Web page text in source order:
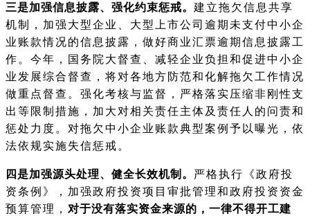
三是加强信息披露、强化约束惩戒。 建立拖欠信息共享
机制，加强大型企业、大型上市公司逾期未支付中小企
业账款情况的信息披露，做好商业汇票逾期信息披露工
作。今年，国务院大督查、减轻企业负担和促进中小企
业发展综合督查，将对各地方防范和化解拖欠工作情况
做重点督查。强化考核与监督，严格落实压缩非刚性支
出等限制措施，加大对相关责任主体及责任人的问责和
惩处力度。对拖欠中小企业账款典型案例予以曝光，依
法依规实施失信惩戒。
四是加强源头处理、健全长效机制。 严格执行《政府投
资条例》，加强政府投资项目审批管理和政府投资资金
预算管理， 对于没有落实资金来源的，一律不得开工建